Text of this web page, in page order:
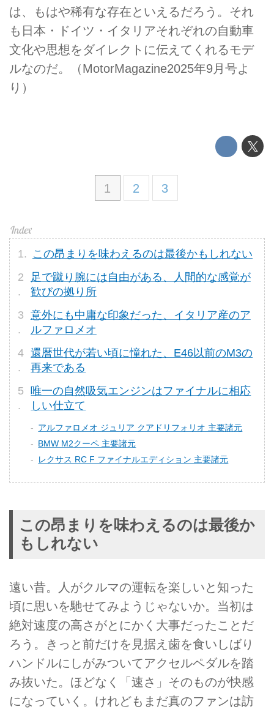
は、もはや稀有な存在といえるだろう。それ
も日本・ドイツ・イタリアそれぞれの自動車
文化や思想をダイレクトに伝えてくれるモデ
ルなのだ。（MotorMagazine2025年9月号よ
り）
1 2 3
この昂まりを味わえるのは最後かもしれない
足で蹴り腕には自由がある、人間的な感覚が
歓びの拠り所
意外にも中庸な印象だった、イタリア産のア
ルファロメオ
還暦世代が若い頃に憧れた、E46以前のM3の
再来である
唯一の自然吸気エンジンはファイナルに相応
しい仕立て
アルファロメオ ジュリア クアドリフォリオ 主要諸元
BMW M2クーペ 主要諸元
レクサス RC F ファイナルエディション 主要諸元
この昂まりを味わえるのは最後か
もしれない
遠い昔。人がクルマの運転を楽しいと知った
頃に思いを馳せてみようじゃないか。当初は
絶対速度の高さがとにかく大事だったことだ
ろう。きっと前だけを見据え歯を食いしばり
ハンドルにしがみついてアクセルペダルを踏
み抜いた。ほどなく「速さ」そのものが快感
になっていく。けれどもまだ真のファンは訪